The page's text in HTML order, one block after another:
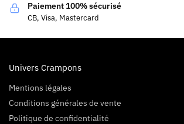
Paiement 100% sécurisé
CB, Visa, Mastercard
Univers Crampons
Mentions légales
Conditions générales de vente
Politique de confidentialité